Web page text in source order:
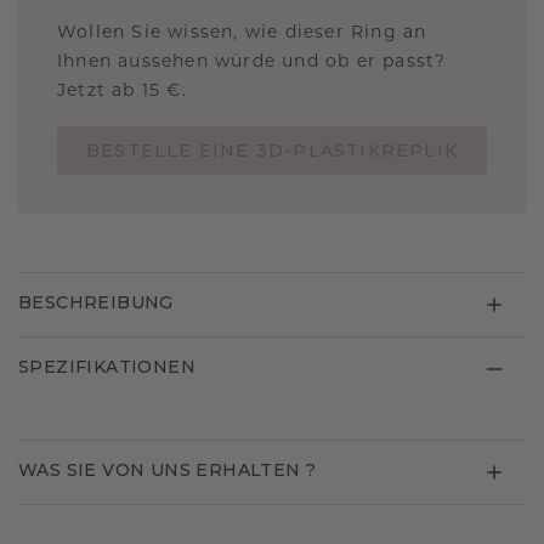
Wollen Sie wissen, wie dieser Ring an
Ihnen aussehen würde und ob er passt?
Jetzt ab 15 €.
BESCHREIBUNG
SPEZIFIKATIONEN
WAS SIE VON UNS ERHALTEN ?